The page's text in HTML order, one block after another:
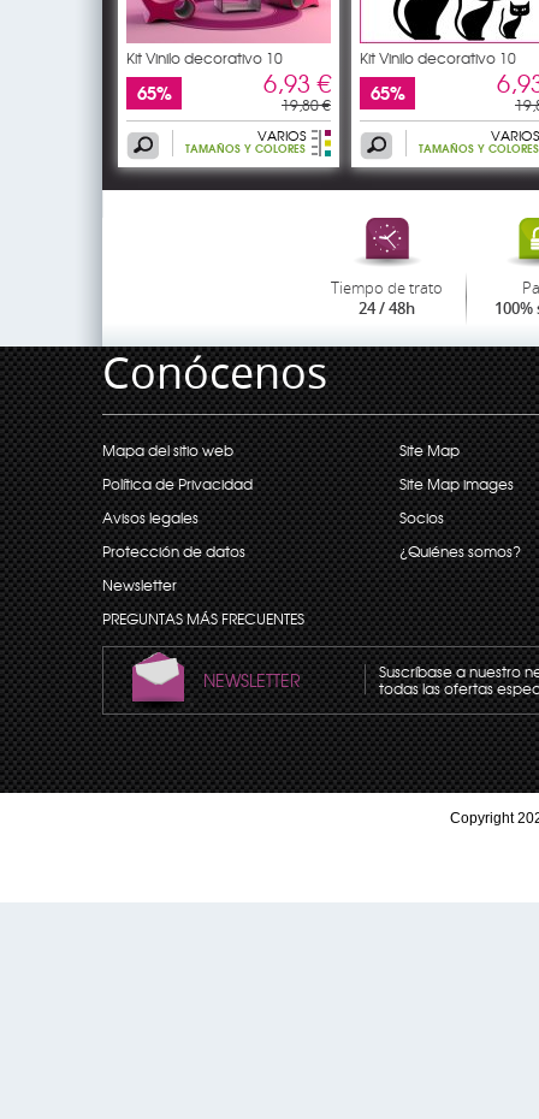
Kit Vinilo decorativo 10
65% 6,93 €
19,80 €
VARIOS
TAMAÑOS Y COLORES
Kit Vinilo decorativo 10
65%
VARIOS
TAMAÑOS Y COLORES
Tiempo de trato
24 / 48h 100%
Conócenos
Mapa del sitio web
Política de Privacidad
Avisos legales
Protección de datos
Newsletter
PREGUNTAS MÁS FRECUENTES
Site Map
Site Map images
Socios
¿Quiénes somos?
NEWSLETTER Suscríbase a nuestro
todas las ofertas
Copyright